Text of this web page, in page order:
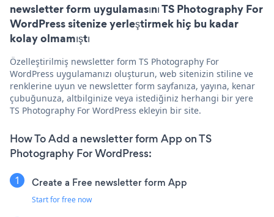
newsletter form uygulamasını TS Photography For
WordPress sitenize yerleştirmek hiç bu kadar
kolay olmamıştı
Özelleştirilmiş newsletter form TS Photography For
WordPress uygulamanızı oluşturun, web sitenizin stiline ve
renklerine uyun ve newsletter form sayfanıza, yayına, kenar
çubuğunuza, altbilginize veya istediğiniz herhangi bir yere
TS Photography For WordPress ekleyin bir site.
How To Add a newsletter form App on TS
Photography For WordPress:
Create a Free newsletter form App
Start for free now